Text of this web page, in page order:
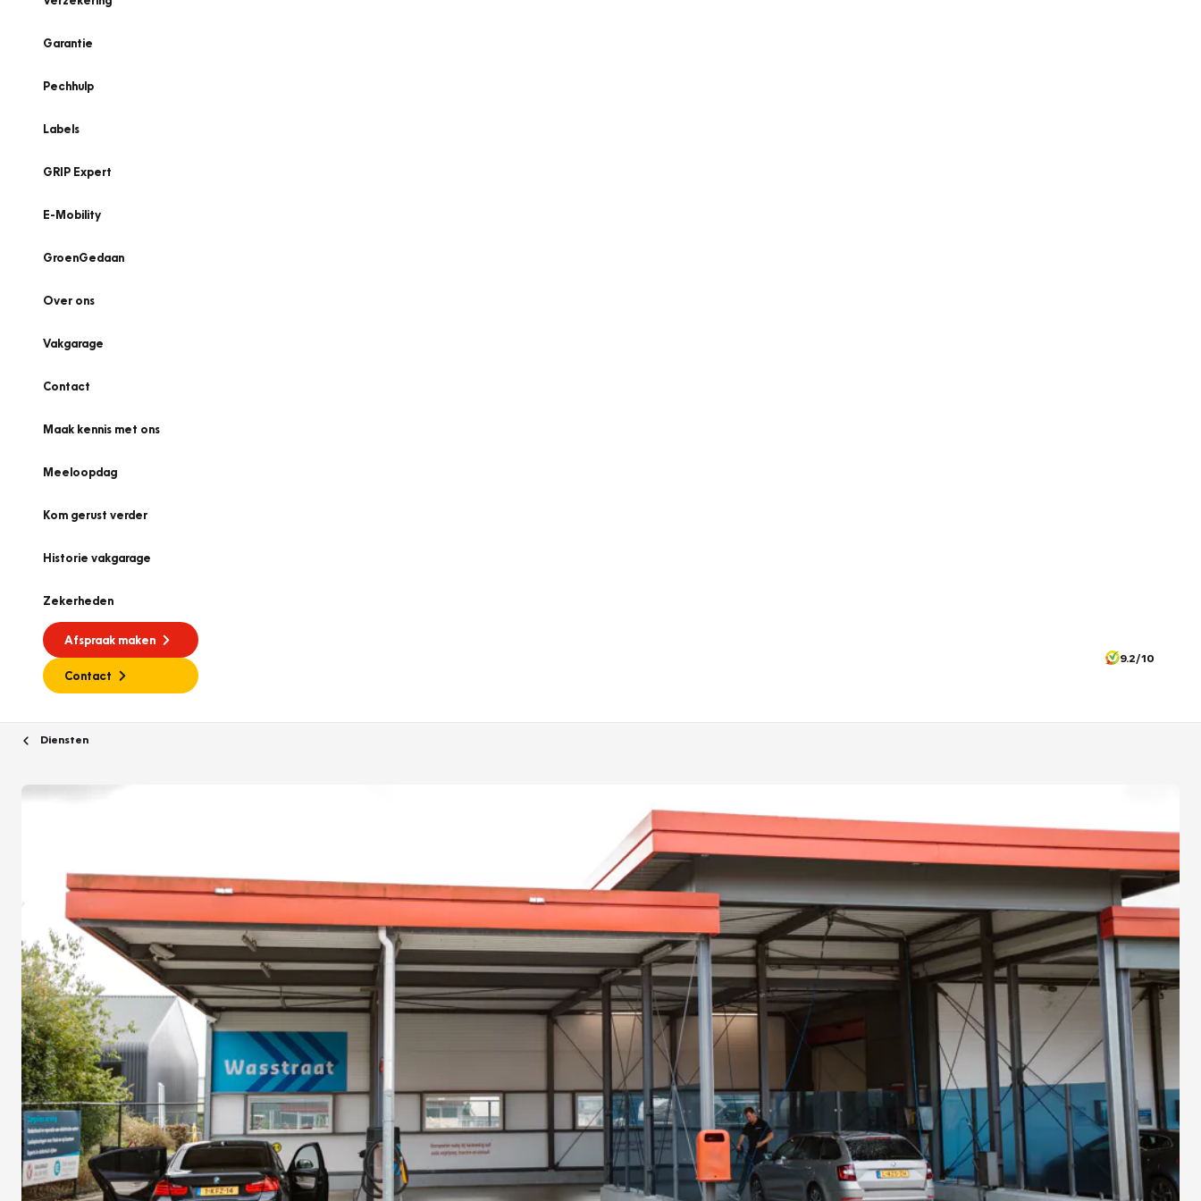
Garantie
Pechhulp
Labels
GRIP Expert
E-Mobility
GroenGedaan
Over ons
Vakgarage
Contact
Maak kennis met ons
Meeloopdag
Kom gerust verder
Historie vakgarage
Zekerheden
Afspraak maken
Contact
9.2/10
Diensten